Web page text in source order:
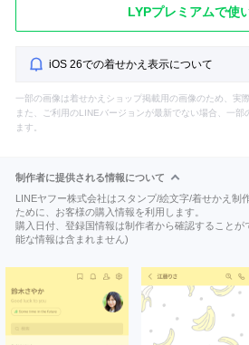
LYPプレミアムで使
iOS 26での着せかえ表示について
一部の画像は着せかえショップ掲載用の画像のため、実
また、ご利用のLINEバージョンが最新でない場合、一部
ます。
制作者に提供される情報について
LINEヤフー株式会社はスタンプ/絵文字/着せかえ制
ために、お客様の購入情報を利用します。
購入日付、登録国情報は制作者から確認すること
能な情報は含まれません)